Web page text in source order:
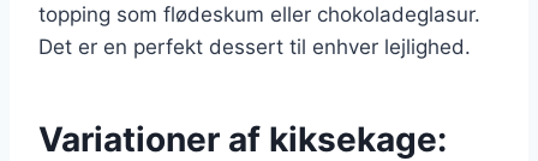
topping som flødeskum eller chokoladeglasur.
Det er en perfekt dessert til enhver lejlighed.
Variationer af kiksekage: